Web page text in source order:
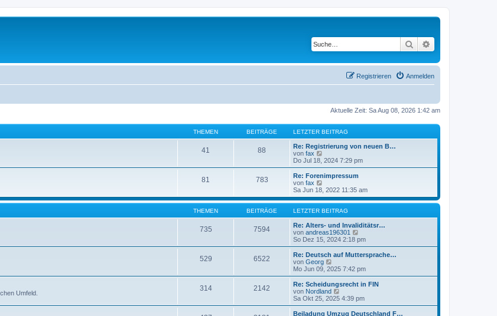
Suche
Anmelden
Registrieren
Aktuelle Zeit: Sa Aug 08, 2026 1:42 am
THEMEN BEITRÄGE LETZTER BEITRAG
41 88
Re: Registrierung von neuen B…
von fax
e
u
e
e
r
B
e
i
t
r
a
Do Jul 18, 2024 7:29 pm
81 783
Re: Forenimpressum
von fax
e
u
e
s
t
e
r
B
e
i
t
r
a
g
Sa Jun 18, 2022 11:35 am
THEMEN BEITRÄGE LETZTER BEITRAG
735 7594
Re: Alters- und Invaliditätsr…
von andreas196301
e
u
e
t
r
B
i
So Dez 15, 2024 2:18 pm
529 6522
Re: Deutsch auf Muttersprache…
von Georg
e
u
e
s
t
Mo Jun 09, 2025 7:42 pm
Umfeld.
314 2142
Re: Scheidungsrecht in FIN
von Nordland
e
u
e
Sa Okt 25, 2025 4:39 pm
Beiladung Umzug Deutschland F…